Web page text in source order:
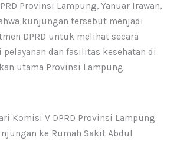
Provinsi Lampung, Yanuar Irawan,
kunjungan tersebut menjadi
DPRD untuk melihat secara
dan fasilitas kesehatan di
utama Provinsi Lampung
Komisi V DPRD Provinsi Lampung
ke Rumah Sakit Abdul